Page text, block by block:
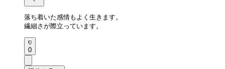
落ち着いた感情もよく生きます。
繊細さが際立っています。
0